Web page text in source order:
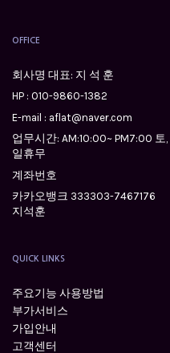
OFFICE
회사명 대표: 지 석 훈
HP : 010-9860-1382
E-mail : aflat@naver.com
업무시간: AM:10:00~ PM7:00 토,
일휴무
계좌번호
카카오뱅크 333303-7467176
지석훈
QUICK LINKS
주요기능 사용방법
부가서비스
가입안내
고객센터